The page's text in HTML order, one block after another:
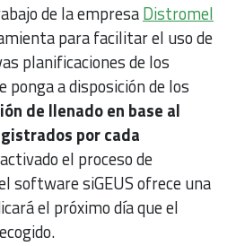
de la empresaDistromel
para facilitar el uso de
planificaciones de los
ponga a disposición de los
de llenado en base al
por cada
el proceso de
software siGEUS ofrece una
el próximo día que el